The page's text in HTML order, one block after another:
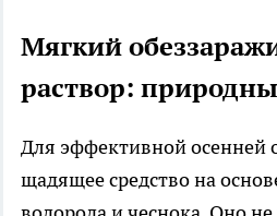
Мягкий
раствор:
Для эффективной осенней
щадящее средство на